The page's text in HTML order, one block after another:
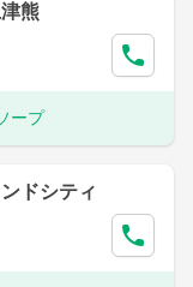
熊
ープ
ドシティ